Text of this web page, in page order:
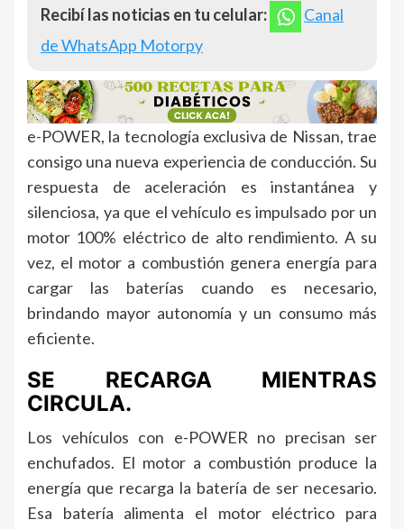
Recibí las noticias en tu celular:
Canal
de WhatsApp Motorpy
e-POWER, la tecnología exclusiva de Nissan, trae
consigo una nueva experiencia de conducción. Su
respuesta de aceleración es instantánea y
silenciosa, ya que el vehículo es impulsado por un
motor 100% eléctrico de alto rendimiento. A su
vez, el motor a combustión genera energía para
cargar las baterías cuando es necesario,
brindando mayor autonomía y un consumo más
eficiente.
SE RECARGA MIENTRAS
CIRCULA.
Los vehículos con e-POWER no precisan ser
enchufados. El motor a combustión produce la
energía que recarga la batería de ser necesario.
Esa batería alimenta el motor eléctrico para